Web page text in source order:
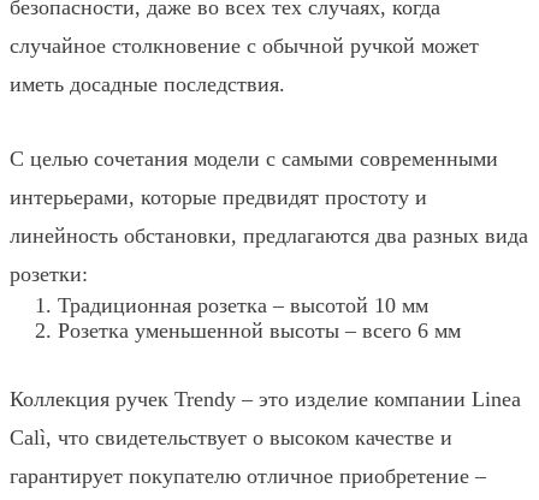
безопасности, даже во всех тех случаях, когда
случайное столкновение с обычной ручкой может
иметь досадные последствия.
С целью сочетания модели с самыми современными
интерьерами, которые предвидят простоту и
линейность обстановки, предлагаются два разных вида
розетки:
Традиционная розетка – высотой 10 мм
Розетка уменьшенной высоты – всего 6 мм
Коллекция ручек Trendy – это изделие компании Linea
Calì, что свидетельствует о высоком качестве и
гарантирует покупателю отличное приобретение –